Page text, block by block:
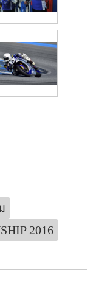
2016